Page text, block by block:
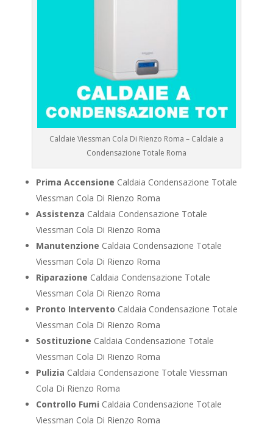
Caldaie Viessman Cola Di Rienzo Roma – Caldaie a
Condensazione Totale Roma
Prima Accensione Caldaia Condensazione Totale
Viessman Cola Di Rienzo Roma
Assistenza Caldaia Condensazione Totale
Viessman Cola Di Rienzo Roma
Manutenzione Caldaia Condensazione Totale
Viessman Cola Di Rienzo Roma
Riparazione Caldaia Condensazione Totale
Viessman Cola Di Rienzo Roma
Pronto Intervento Caldaia Condensazione Totale
Viessman Cola Di Rienzo Roma
Sostituzione Caldaia Condensazione Totale
Viessman Cola Di Rienzo Roma
Pulizia Caldaia Condensazione Totale Viessman
Cola Di Rienzo Roma
Controllo Fumi Caldaia Condensazione Totale
Viessman Cola Di Rienzo Roma